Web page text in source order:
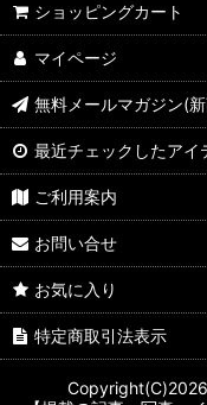
ショッピングカート
マイページ
無料メールマガジン(
最近チェックしたアイ
ご利用案内
お問い合せ
お気に入り
特定商取引法表示